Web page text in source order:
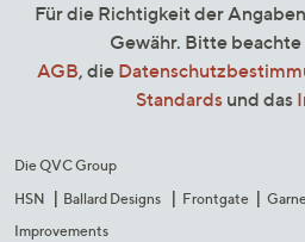
Für die Richtigkeit der
Gewähr. Bitte
AGB, die
Standards und das
Die QVC Group
HSN
Ballard Designs Frontgate
Improvements